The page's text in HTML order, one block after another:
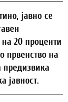
јавно се
20 проценти
првенство на
предизвика
јавност.